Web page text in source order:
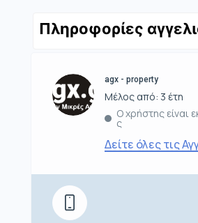
Πληροφορίες
agx - property
Μέλος από: 3 έτη
Ο χρήστης είναι
ς
Δείτε όλες τις